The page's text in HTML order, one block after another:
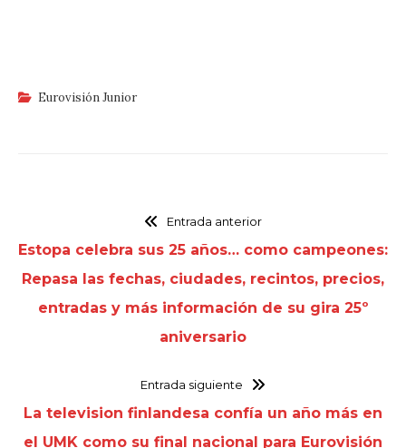
Eurovisión Junior
Entrada anterior
Estopa celebra sus 25 años… como campeones:
Repasa las fechas, ciudades, recintos, precios,
entradas y más información de su gira 25º
aniversario
Entrada siguiente
La television finlandesa confía un año más en
el UMK como su final nacional para Eurovisión